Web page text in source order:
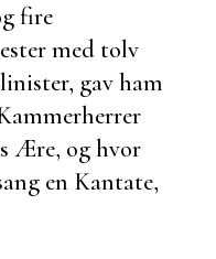
fire
med tolv
gav ham
Ære, og hvor
en Kantate,